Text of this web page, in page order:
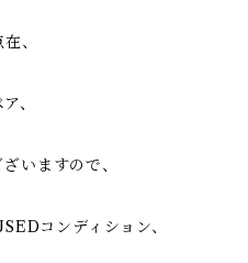
、
、
いますので、
コンディション、